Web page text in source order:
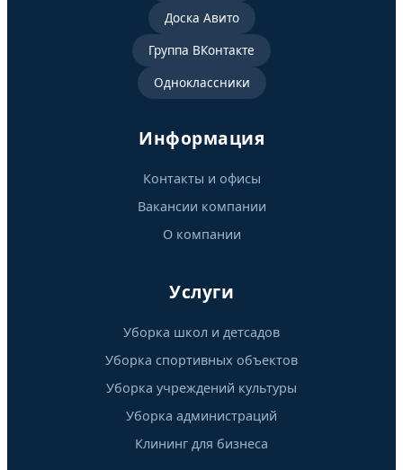
Доска Авито
Группа ВКонтакте
Oдноклассники
Информация
Контакты и офисы
Вакансии компании
О компании
Услуги
Уборка школ и детсадов
Уборка спортивных объектов
Уборка учреждений культуры
Уборка администраций
Клининг для бизнеса